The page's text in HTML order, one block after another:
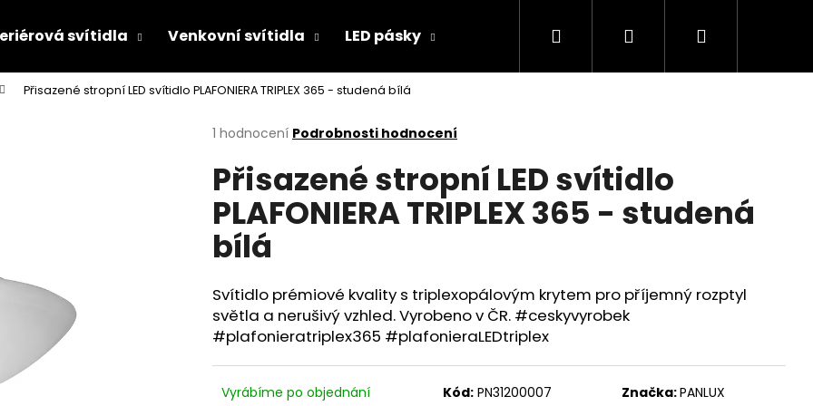
svítidla Venkovní svítidla LED pásky Hledat PřihlášeníNákupní
Přisazené stropní LED svítidlo PLAFONIERA TRIPLEX 365 - studená bílá
Průměrné
produktu
je
5,0
5
hvězdiček.
1 hodnocení Podrobnosti hodnocení
Přisazené stropní LED svítidlo
PLAFONIERA TRIPLEX 365 - studená
bílá
Svítidlo prémiové kvality s triplexopálovým krytem pro příjemný rozptyl
světla a nerušivý vzhled. Vyrobeno v ČR. #ceskyvyrobek
#plafonieratriplex365 #plafonieraLEDtriplex
Vyrábíme po objednání Kód: PN31200007 Značka:PANLUX
Co potřebujete najít?
HLEDAT
CLICK SWITCH 230V
PANLUX VENKOVNÍ DOBÍJECÍ